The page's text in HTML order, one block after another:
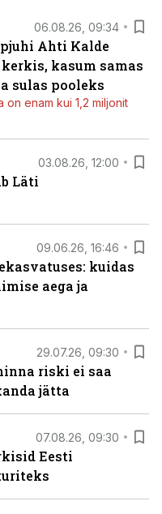
06.08.26, 09:34
Ahti Kalde
kasum samas
sulas pooleks
on enam kui 1,2 miljonit
03.08.26, 12:00
Läti
09.06.26, 16:46
kuidas
aega ja
29.07.26, 09:30
riski ei saa
jätta
07.08.26, 09:30
Eesti